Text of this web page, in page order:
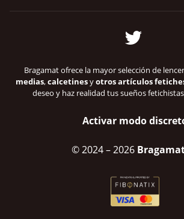
Bragamat ofrece la mayor selección de
medias,calcetinesyotros artículos
deseo y haz realidad tus sueños
Activar modo
© 2024– 2026